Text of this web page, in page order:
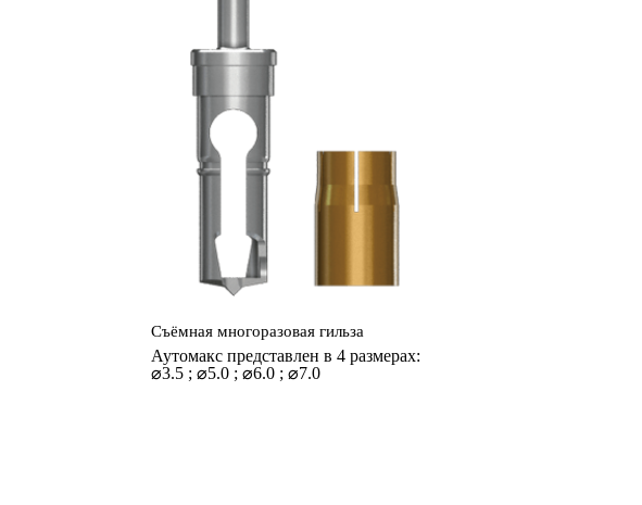
Съёмная многоразовая гильза
Аутомакс представлен в 4 размерах:
⌀3.5 ; ⌀5.0 ; ⌀6.0 ; ⌀7.0